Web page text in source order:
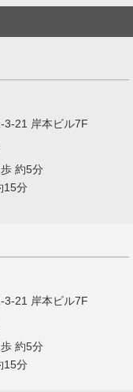
3-21 岸本ビル7F
約5分
15分
3-21 岸本ビル7F
約5分
15分